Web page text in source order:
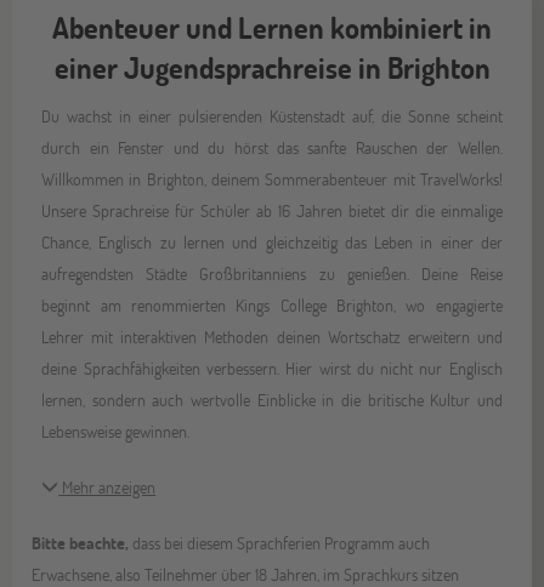
Abenteuer und Lernen kombiniert in
einer Jugendsprachreise in Brighton
Du wachst in einer pulsierenden Küstenstadt auf, die Sonne scheint
durch ein Fenster und du hörst das sanfte Rauschen der Wellen.
Willkommen in Brighton, deinem Sommerabenteuer mit TravelWorks!
Unsere Sprachreise für Schüler ab 16 Jahren bietet dir die einmalige
Chance, Englisch zu lernen und gleichzeitig das Leben in einer der
aufregendsten Städte Großbritanniens zu genießen. Deine Reise
beginnt am renommierten Kings College Brighton, wo engagierte
Lehrer mit interaktiven Methoden deinen Wortschatz erweitern und
deine Sprachfähigkeiten verbessern. Hier wirst du nicht nur Englisch
lernen, sondern auch wertvolle Einblicke in die britische Kultur und
Lebensweise gewinnen.
Mehr anzeigen
Bitte beachte, dass bei diesem Sprachferien Programm auch
Erwachsene, also Teilnehmer über 18 Jahren, im Sprachkurs sitzen